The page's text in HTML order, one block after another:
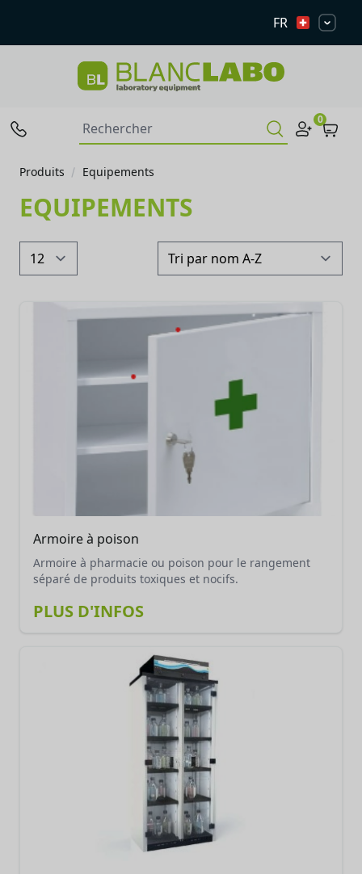
FR
0
Equipements
Produits
EQUIPEMENTS
Armoire à poison
Armoire à pharmacie ou poison pour le rangement
séparé de produits toxiques et nocifs.
PLUS D'INFOS